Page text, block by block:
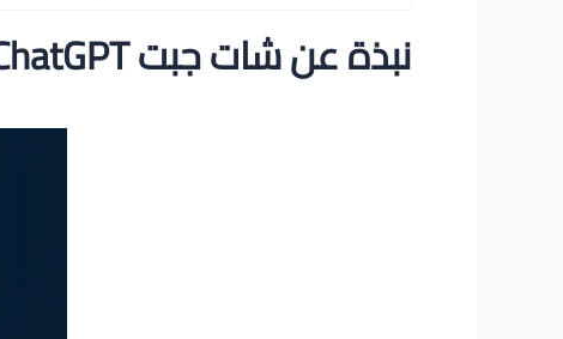
نبذة عن شات جبت ChatGPT